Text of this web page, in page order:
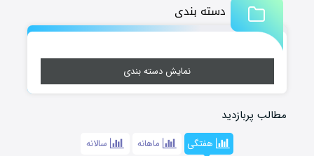
دسته بندی
نمایش دسته بندی
مطالب پربازدید
هفتگی ماهانه سالانه